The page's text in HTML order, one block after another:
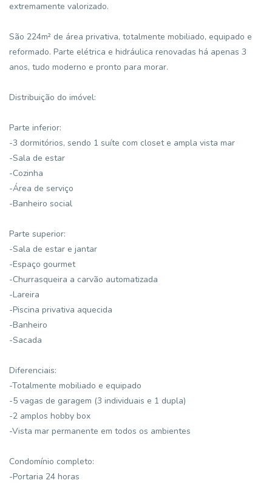
extremamente valorizado.
São 224m² de área privativa, totalmente mobiliado, equipado e
reformado. Parte elétrica e hidráulica renovadas há apenas 3
anos, tudo moderno e pronto para morar.
Distribuição do imóvel:
Parte inferior:
-3 dormitórios, sendo 1 suíte com closet e ampla vista mar
-Sala de estar
-Cozinha
-Área de serviço
-Banheiro social
Parte superior:
-Sala de estar e jantar
-Espaço gourmet
-Churrasqueira a carvão automatizada
-Lareira
-Piscina privativa aquecida
-Banheiro
-Sacada
Diferenciais:
-Totalmente mobiliado e equipado
-5 vagas de garagem (3 individuais e 1 dupla)
-2 amplos hobby box
-Vista mar permanente em todos os ambientes
Condomínio completo:
-Portaria 24 horas